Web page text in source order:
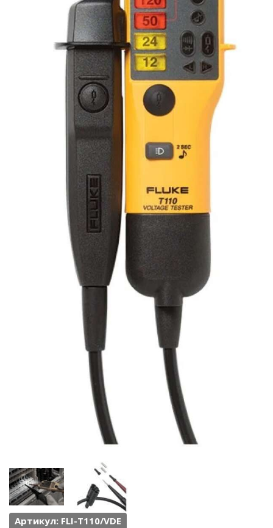
Артикул: FLI-T110/VDE